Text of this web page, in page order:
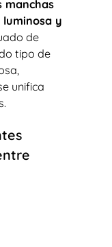
manchas
y
de
tipo de
unifica